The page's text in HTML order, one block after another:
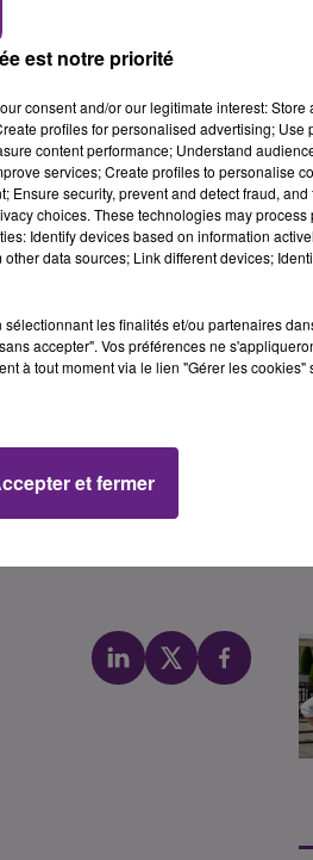
au point presse
de la métropole) sur le
matin. 14 avant-
des recruteurs avait lieu
réaliséune visite
d’Or s’engagent à
» qui vient de lancer
reversé à la Ligue
dimanche dernier à
reçoivent l’équipe de
est notre priorité
consent and/or our legitimate interest: Store
profiles for personalised advertising; Use
content performance; Understand
services; Create profiles to personalise
security, prevent and detect fraud, and
choices. These technologies may process
Identify devices based on information
data sources; Link different devices;
les finalités et/ou partenaires
accepter". Vos préférences ne
à tout moment via le lien "Gérer les cookies"
et fermer